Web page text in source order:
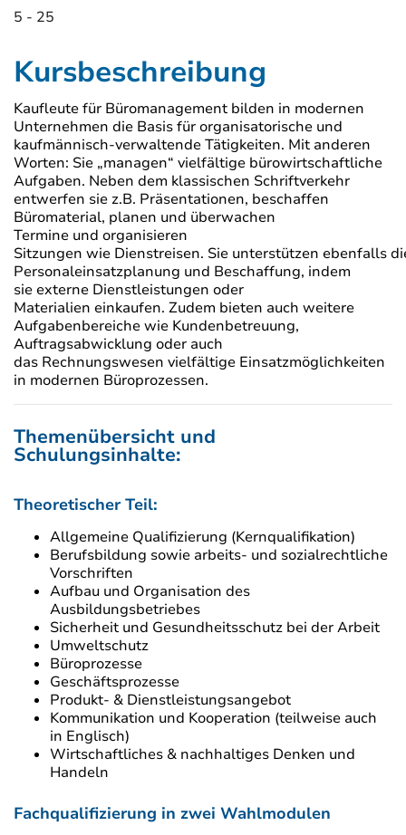
5 - 25
Kursbeschreibung
Kaufleute für Büromanagement bilden in modernen
Unternehmen die Basis für organisatorische und
kaufmännisch-verwaltende Tätigkeiten. Mit anderen
Worten: Sie „managen“ vielfältige bürowirtschaftliche
Aufgaben. Neben dem klassischen Schriftverkehr
entwerfen sie z.B. Präsentationen, beschaffen
Büromaterial, planen und überwachen
Termine und organisieren
Sitzungen wie Dienstreisen. Sie unterstützen ebenfalls
Personaleinsatzplanung und Beschaffung, indem
sie externe Dienstleistungen oder
Materialien einkaufen. Zudem bieten auch weitere
Aufgabenbereiche wie Kundenbetreuung,
Auftragsabwicklung oder auch
das Rechnungswesen vielfältige Einsatzmöglichkeiten
in modernen Büroprozessen.
Themenübersicht und
Schulungsinhalte:
Theoretischer Teil:
Allgemeine Qualifizierung (Kernqualifikation)
Berufsbildung sowie arbeits- und sozialrechtliche
Vorschriften
Aufbau und Organisation des
Ausbildungsbetriebes
Sicherheit und Gesundheitsschutz bei der Arbeit
Umweltschutz
Büroprozesse
Geschäftsprozesse
Produkt- & Dienstleistungsangebot
Kommunikation und Kooperation (teilweise auch
in Englisch)
Wirtschaftliches & nachhaltiges Denken und
Handeln
Fachqualifizierung in zwei Wahlmodulen